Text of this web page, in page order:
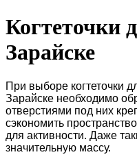
Когтеточки
Зарайске
При выборе когтеточки
Зарайске необходимо
отверстиями под них
сэкономить
для активности. Даже
значительную массу.